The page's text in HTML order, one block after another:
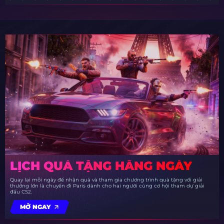
LỊCH QUÀ TẶNG HẰNG NGÀY
Quay lại mỗi ngày để nhận quà và tham gia chương trình quà tặng với giải
thưởng lớn là chuyến đi Paris dành cho hai người cùng cơ hội tham dự giải
đấu CS2.
MỞ NGAY